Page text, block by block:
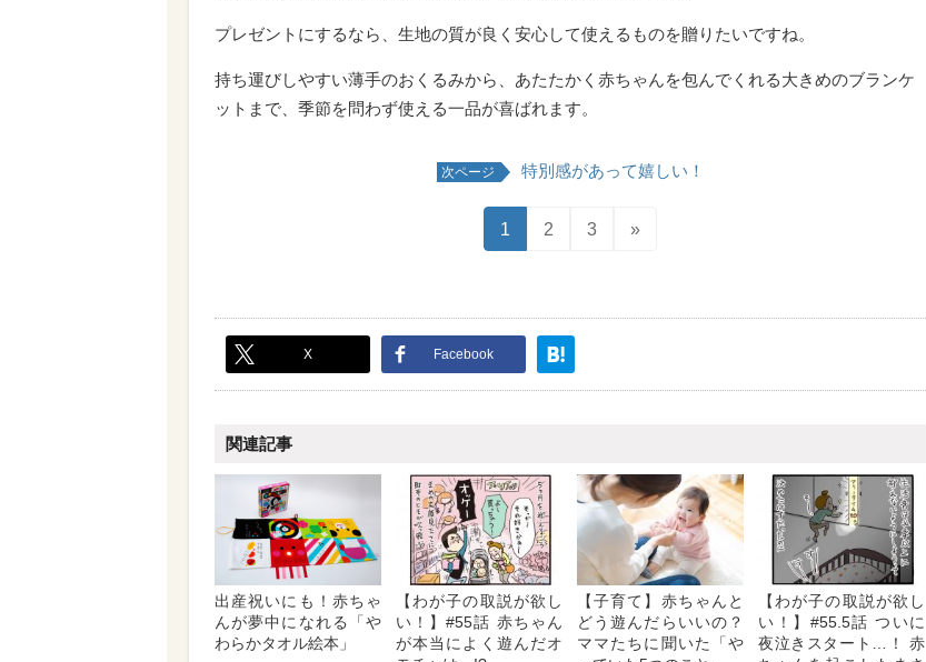
プレゼントにするなら、生地の質が良く安心して使えるものを贈りたいですね。
持ち運びしやすい薄手のおくるみから、あたたかく赤ちゃんを包んでくれる大きめのブランケ
ットまで、季節を問わず使える一品が喜ばれます。
次ページ 特別感があって嬉しい！
1 2 3 »
X Facebook
関連記事
出産祝いにも！赤ちゃ
んが夢中になれる「や
わらかタオル絵本」
【わが子の取説が欲し
い！】#55話 赤ちゃん
が本当によく遊んだオ
【子育て】赤ちゃんと
どう遊んだらいいの？
ママたちに聞いた「や
【わが子の取説が欲し
い！】#55.5話 ついに
夜泣きスタート…！ 赤